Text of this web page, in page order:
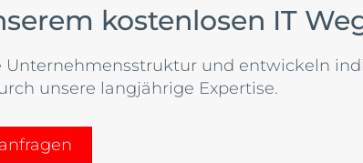
kostenlosen IT
und entwickeln
unsere langjährige Expertise.